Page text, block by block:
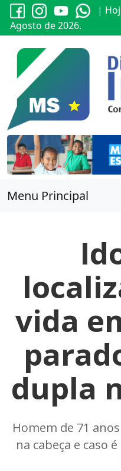
|
Agosto de 2026.
Menu Principal
vida
dupla
Homem de 71
na cabeça e caso